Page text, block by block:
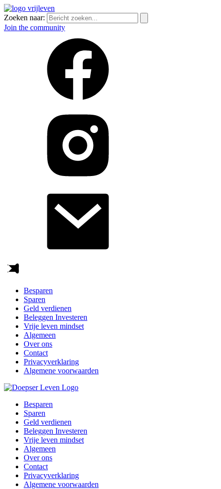
Zoeken naar:
Join the community
Besparen
Sparen
Geld verdienen
Beleggen Investeren
Vrije leven mindset
Algemeen
Over ons
Contact
Privacyverklaring
Algemene voorwaarden
Besparen
Sparen
Geld verdienen
Beleggen Investeren
Vrije leven mindset
Algemeen
Over ons
Contact
Privacyverklaring
Algemene voorwaarden